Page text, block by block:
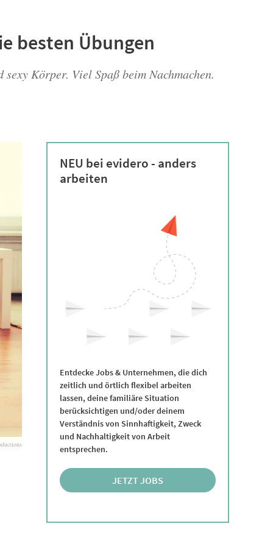
besten Übungen
Körper. Viel Spaß beim Nachmachen.
NEU bei evidero - anders
arbeiten
Entdecke Jobs & Unternehmen, die dich
zeitlich und örtlich flexibel arbeiten
lassen, deine familiäre Situation
berücksichtigen und/oder deinem
Verständnis von Sinnhaftigkeit, Zweck
und Nachhaltigkeit von Arbeit
entsprechen.
JETZT JOBS